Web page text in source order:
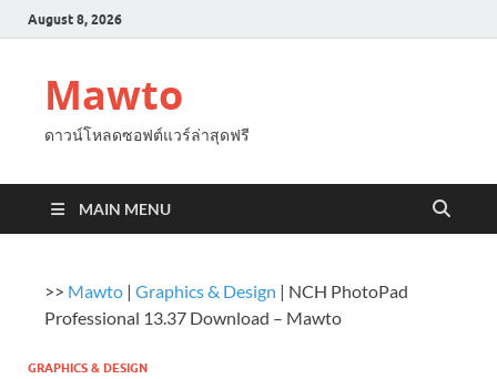
August 8, 2026
Mawto
ดาวน์โหลดซอฟต์แวร์ล่าสุดฟรี
MAIN MENU
>> Mawto | Graphics & Design | NCH PhotoPad
Professional 13.37 Download – Mawto
GRAPHICS & DESIGN